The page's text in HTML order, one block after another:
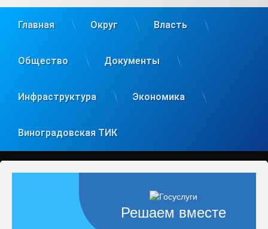
Главная Округ Власть
Общество Документы
Инфраструктура Экономика
Виноградовская ТИК
Решаем вместе